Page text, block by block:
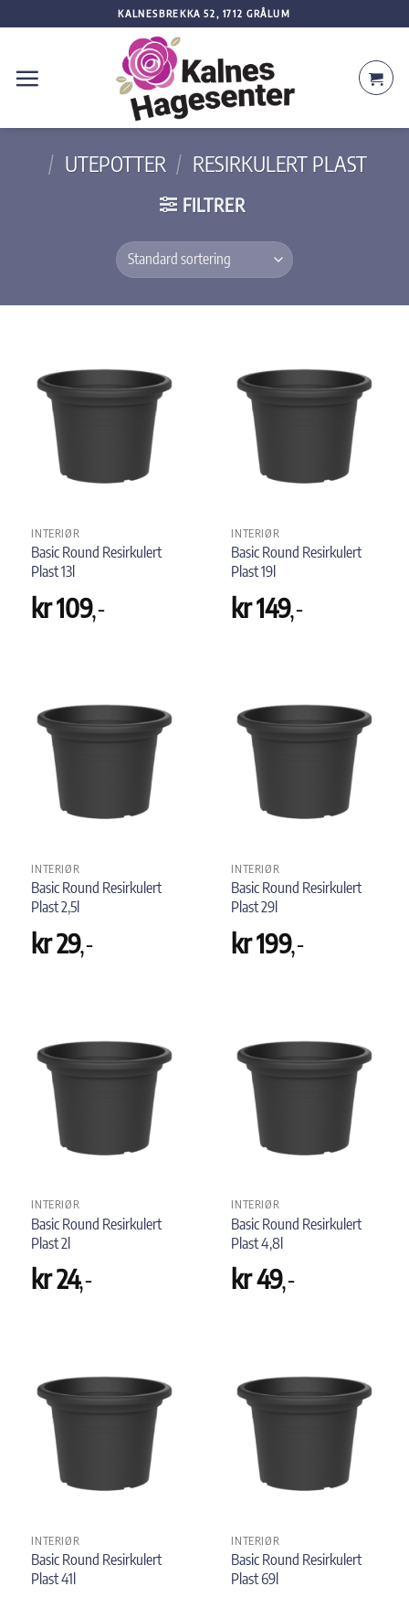
content
KALNESBREKKA 52, 1712 GRÅLUM
/ UTEPOTTER / RESIRKULERT PLAST
FILTRER
INTERIØR
Basic Round Resirkulert
Plast 13l
kr109,-
INTERIØR
Basic Round Resirkulert
Plast 19l
kr149,-
INTERIØR
Basic Round Resirkulert
Plast 2,5l
kr29,-
INTERIØR
Basic Round Resirkulert
Plast 29l
kr199,-
INTERIØR
Basic Round Resirkulert
Plast 2l
kr24,-
INTERIØR
Basic Round Resirkulert
Plast 4,8l
kr49,-
INTERIØR
Basic Round Resirkulert
Plast 41l
INTERIØR
Basic Round Resirkulert
Plast 69l